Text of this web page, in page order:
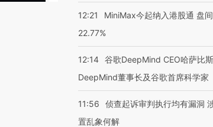
12:21
MiniMax今起纳入港股通 盘
22.77%
12:14 谷歌DeepMind CEO哈萨比
DeepMind董事长及谷歌首席科学家
11:56
侦查起诉审判执行均有漏洞
置乱象何解